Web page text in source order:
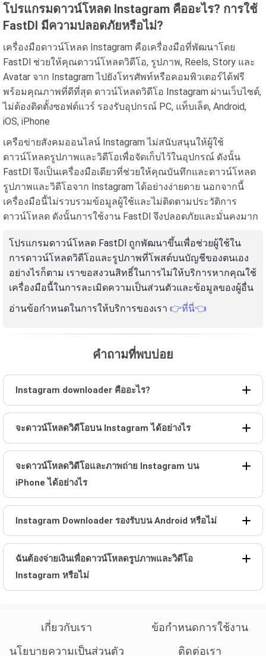
โปรแกรมดาวน์โหลด Instagram คืออะไร? การใช้
FastDl มีความปลอดภัยหรือไม่?
เครื่องมือดาวน์โหลด Instagram คือเครื่องมือที่พัฒนาโดย
FastDl ช่วยให้คุณดาวน์โหลดวิดีโอ, รูปภาพ, Reels, Story และ
Avatar จาก Instagram ไปยังโทรศัพท์หรือคอมพิวเตอร์ได้ฟรี
พร้อมคุณภาพที่ดีที่สุด ดาวน์โหลดวิดีโอ Instagram ผ่านเว็บไซต์,
ไม่ต้องติดตั้งซอฟต์แวร์ รองรับอุปกรณ์ PC, แท็บเล็ต, Android,
iOS, iPhone
เครือข่ายสังคมออนไลน์ Instagram ไม่สนับสนุนให้ผู้ใช้
ดาวน์โหลดรูปภาพและวิดีโอเพื่อจัดเก็บไว้ในอุปกรณ์ ดังนั้น
FastDl จึงเป็นเครื่องมือเดียวที่ช่วยให้คุณบันทึกและดาวน์โหลด
รูปภาพและวิดีโอจาก Instagram ได้อย่างง่ายดาย นอกจากนี้
เครื่องมือนี้ไม่รวบรวมข้อมูลผู้ใช้และไม่ติดตามประวัติการ
ดาวน์โหลด ดังนั้นการใช้งาน FastDl จึงปลอดภัยและมั่นคงมาก
โปรแกรมดาวน์โหลด FastDl ถูกพัฒนาขึ้นเพื่อช่วยผู้ใช้ใน
การดาวน์โหลดวิดีโอและรูปภาพที่โพสต์บนบัญชีของตนเอง
อย่างไรก็ตาม เราขอสงวนสิทธิ์ในการไม่ให้บริการหากคุณใช้
เครื่องมือนี้ในการละเมิดความเป็นส่วนตัวและข้อมูลของผู้อื่น
อ่านข้อกำหนดในการให้บริการของเรา 👉ที่นี่👈
คำถามที่พบบ่อย
Instagram downloader คืออะไร?
จะดาวน์โหลดวิดีโอบน Instagram ได้อย่างไร
จะดาวน์โหลดวิดีโอและภาพถ่าย Instagram บน
iPhone ได้อย่างไร
Instagram Downloader รองรับบน Android หรือไม่
ฉันต้องจ่ายเงินเพื่อดาวน์โหลดรูปภาพและวิดีโอ
Instagram หรือไม่
เกี่ยวกับเรา
ข้อกำหนดการใช้งาน
นโยบายความเป็นส่วนตัว
ติดต่อเรา